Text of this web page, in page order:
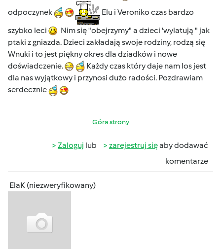
odpoczynek
Elu i Veroniko czas bardzo
szybko leci
Nim się "obejrzymy" a dzieci 'wylatują " jak
ptaki z gniazda. Dzieci zakładają swoje rodziny, rodzą się
Wnuki i to jest piękny okres dla dziadków i nowe
doświadczenie.
Każdy czas który daje nam los jest
dla nas wyjątkowy i przynosi dużo radości. Pozdrawiam
serdecznie
Góra strony
Zaloguj lub zarejestruj sięaby dodawać
komentarze
ElaK (niezweryfikowany)